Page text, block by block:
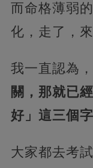
而命格薄弱
化，走了，
我一直認為，
關，那就已
好」這三個
大家都去考